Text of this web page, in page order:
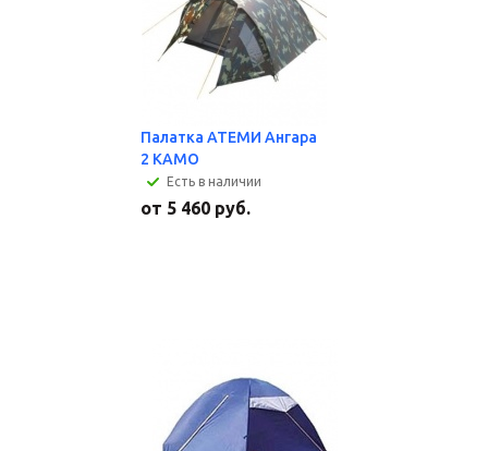
Палатка АТЕМИ Ангара
2 КАМО
Есть в наличии
от 5 460 руб.